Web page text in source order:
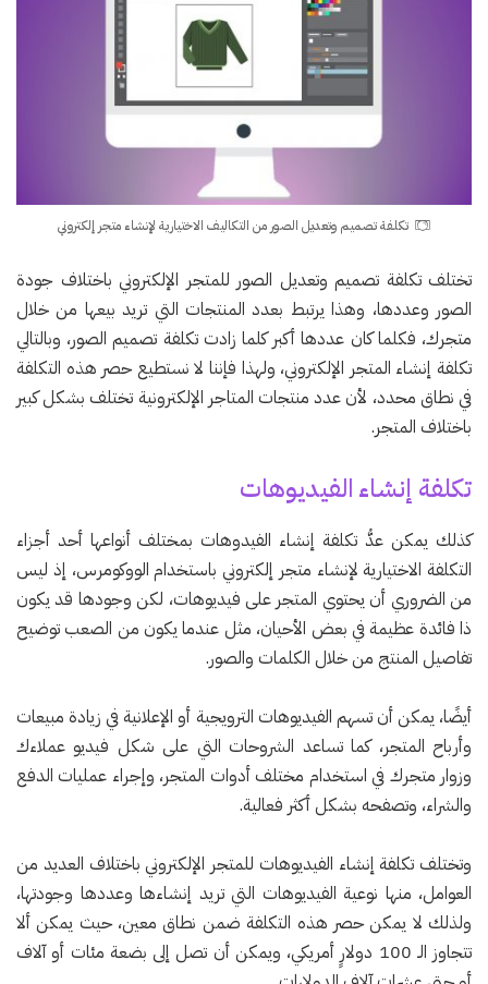
تكلفة تصميم وتعديل الصور من التكاليف الاختيارية لإنشاء متجر إلكتروني
تختلف تكلفة تصميم وتعديل الصور للمتجر الإلكتروني باختلاف جودة
الصور وعددها، وهذا يرتبط بعدد المنتجات التي تريد بيعها من خلال
متجرك، فكلما كان عددها أكبر كلما زادت تكلفة تصميم الصور، وبالتالي
تكلفة إنشاء المتجر الإلكتروني، ولهذا فإننا لا نستطيع حصر هذه التكلفة
في نطاق محدد، لأن عدد منتجات المتاجر الإلكترونية تختلف بشكل كبير
باختلاف المتجر.
تكلفة إنشاء الفيديوهات
كذلك يمكن عدُّ تكلفة إنشاء الفيدوهات بمختلف أنواعها أحد أجزاء
التكلفة الاختيارية لإنشاء متجر إلكتروني باستخدام الووكومرس، إذ ليس
من الضروري أن يحتوي المتجر على فيديوهات، لكن وجودها قد يكون
ذا فائدة عظيمة في بعض الأحيان، مثل عندما يكون من الصعب توضيح
تفاصيل المنتج من خلال الكلمات والصور.
أيضًا، يمكن أن تسهم الفيديوهات الترويجية أو الإعلانية في زيادة مبيعات
وأرباح المتجر، كما تساعد الشروحات التي على شكل فيديو عملاءك
وزوار متجرك في استخدام مختلف أدوات المتجر، وإجراء عمليات الدفع
والشراء، وتصفحه بشكل أكثر فعالية.
وتختلف تكلفة إنشاء الفيديوهات للمتجر الإلكتروني باختلاف العديد من
العوامل، منها نوعية الفيديوهات التي تريد إنشاءها وعددها وجودتها،
ولذلك لا يمكن حصر هذه التكلفة ضمن نطاق معين، حيث يمكن ألا
تتجاوز الـ 100 دولارٍ أمريكي، ويمكن أن تصل إلى بضعة مئات أو آلاف